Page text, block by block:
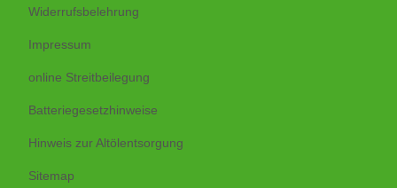
Widerrufsbelehrung
Impressum
online Streitbeilegung
Batteriegesetzhinweise
Hinweis zur Altölentsorgung
Sitemap